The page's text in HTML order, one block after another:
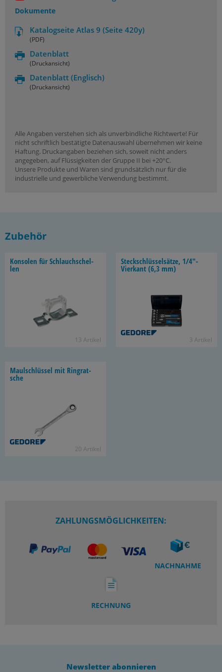
Dokumente
Katalogseite Atlas 9 (Seite 420y)
(PDF)
Datenblatt
(Druckansicht)
Datenblatt (Englisch)
(Druckansicht)
Alle Angaben verstehen sich als unverbindliche Richtwerte! Für
nicht schriftlich bestätigte Datenauswahl übernehmen wir keine
Haftung. Druckangaben beziehen sich, soweit nicht anders
angegeben, auf Flüssigkeiten der Gruppe II bei +20°C.
Unsere Produkte und Waren sind grundsätzlich nur für die
industrielle und gewerbliche Verwendung bestimmt.
Zubehör
Kon­so­len für Schlauch­schel­
len
13 Ar­ti­kel
Steck­schlüs­sel­sät­ze, 1/4"-​
Vierkant (6,3 mm)
3 Ar­ti­kel
Maul­schlüs­sel mit Ring­rat­
sche
20 Ar­ti­kel
ZAHLUNGSMÖGLICHKEITEN:
NACHNAHME
RECHNUNG
Newsletter abonnieren